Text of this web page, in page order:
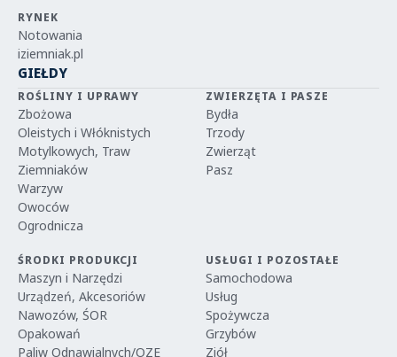
RYNEK
Notowania
iziemniak.pl
GIEŁDY
ROŚLINY I UPRAWY
Zbożowa
Oleistych i Włóknistych
Motylkowych, Traw
Ziemniaków
Warzyw
Owoców
Ogrodnicza
ZWIERZĘTA I PASZE
Bydła
Trzody
Zwierząt
Pasz
ŚRODKI PRODUKCJI
Maszyn i Narzędzi
Urządzeń, Akcesoriów
Nawozów, ŚOR
Opakowań
Paliw Odnawialnych/OZE
USŁUGI I POZOSTAŁE
Samochodowa
Usług
Spożywcza
Grzybów
Ziół